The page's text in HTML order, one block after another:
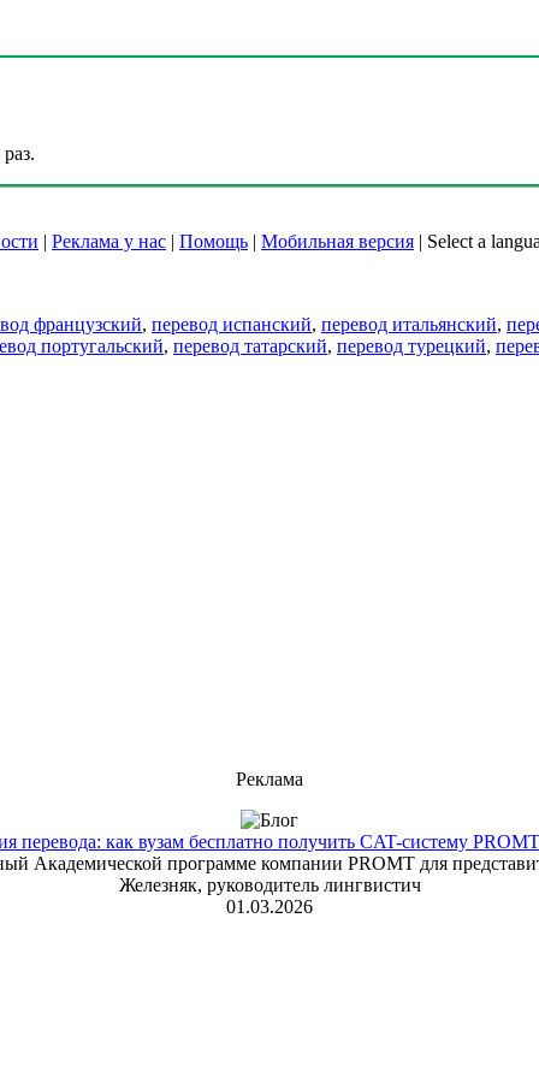
| Реклама у нас | Помощь | Мобильная версия | Select a
французский, перевод испанский, перевод итальянский,
португальский, перевод татарский, перевод турецкий,
Реклама
перевода: как вузам бесплатно получить CAT-систему
Академической программе компании PROMT для
Железняк, руководитель лингвистич
01.03.2026